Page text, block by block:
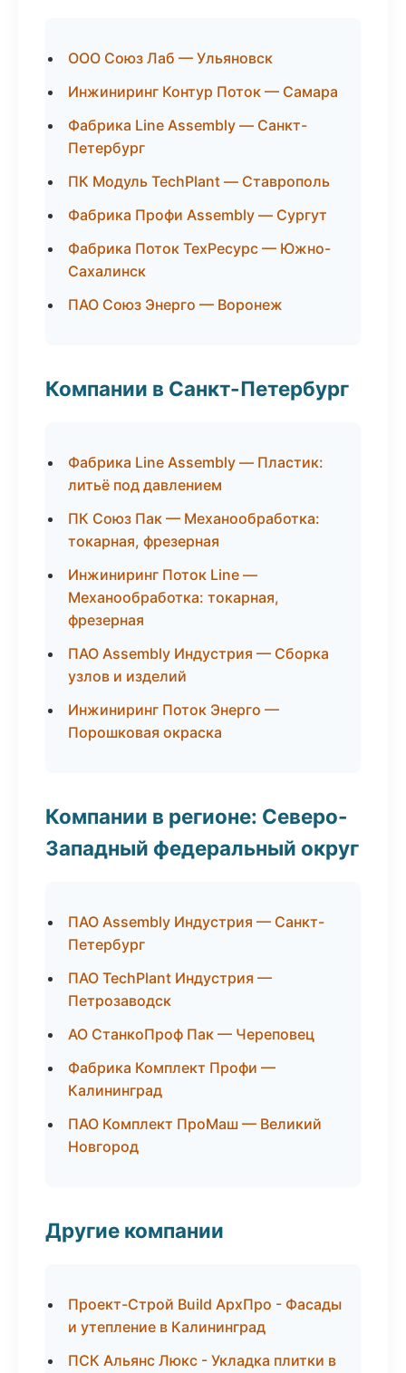
ООО Союз Лаб — Ульяновск
Инжиниринг Контур Поток — Самара
Фабрика Line Assembly — Санкт-
Петербург
ПК Модуль TechPlant — Ставрополь
Фабрика Профи Assembly — Сургут
Фабрика Поток ТехРесурс — Южно-
Сахалинск
ПАО Союз Энерго — Воронеж
Компании в Санкт-Петербург
Фабрика Line Assembly — Пластик:
литьё под давлением
ПК Союз Пак — Механообработка:
токарная, фрезерная
Инжиниринг Поток Line —
Механообработка: токарная,
фрезерная
ПАО Assembly Индустрия — Сборка
узлов и изделий
Инжиниринг Поток Энерго —
Порошковая окраска
Компании в регионе: Северо-
Западный федеральный округ
ПАО Assembly Индустрия — Санкт-
Петербург
ПАО TechPlant Индустрия —
Петрозаводск
АО СтанкоПроф Пак — Череповец
Фабрика Комплект Профи —
Калининград
ПАО Комплект ПроМаш — Великий
Новгород
Другие компании
Проект-Строй Build АрхПро - Фасады
и утепление в Калининград
ПСК Альянс Люкс - Укладка плитки в